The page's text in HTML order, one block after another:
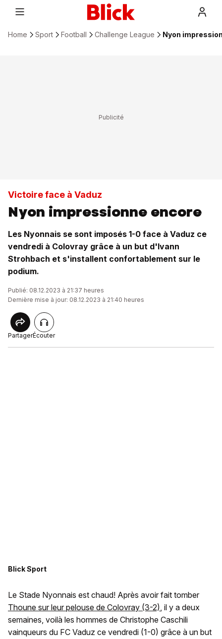
Home Sport Football Challenge League Nyon
Victoire face à Vaduz
Nyon impressionne encore
Les Nyonnais se sont imposés 1-0 face à Vaduz ce
vendredi à Colovray grâce à un but d'Ivann
Strohbach et s'installent confortablement sur le
podium.
Publié: 08.12.2023 à 21:37 heures
Dernière mise à jour: 08.12.2023 à 21:40 heures
PartagerÉcouter
Blick Sport
Le Stade Nyonnais est chaud! Après avoir fait tomber
Thoune sur leur pelouse de Colovray (3-2), il y a deux
semaines, voilà les hommes de Christophe Caschili
vainqueurs du FC Vaduz ce vendredi (1-0) grâce à un but